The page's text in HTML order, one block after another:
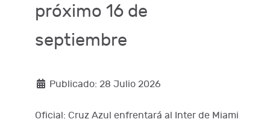
próximo 16 de
septiembre
Publicado: 28 Julio 2026
Oficial: Cruz Azul enfrentará al Inter de Miami